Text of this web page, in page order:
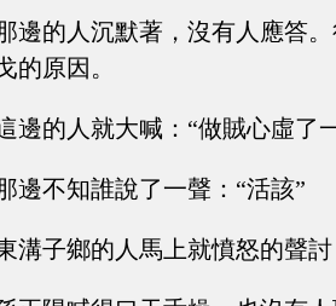
邊的人沉默著，沒有人應答
的原因。
邊的人就大喊：“做賊心虛了
邊不知誰說了一聲：“活該”
溝子鄉的人馬上就憤怒的聲